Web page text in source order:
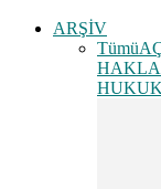
ARŞİV
Tümü
HUKUK